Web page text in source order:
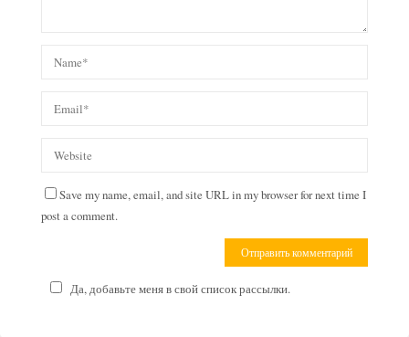
Save my name, email, and site URL in my browser for next time I
post a comment.
Да, добавьте меня в свой список рассылки.